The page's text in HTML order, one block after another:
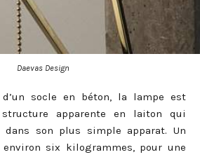
Daevas Design
socle en béton, la lampe est
structure apparente en laiton qui
dans son plus simple apparat. Un
six kilogrammes, pour une